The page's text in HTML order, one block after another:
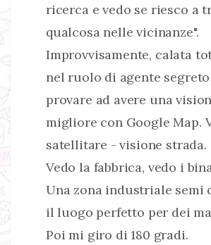
ricerca e vedo se riesco a
qualcosa nelle vicinanze".
Improvvisamente, calata
nel ruolo di agente
provare ad avere una
migliore con Google Map.
satellitare - visione strada.
Vedo la fabbrica, vedo i
Una zona industriale semi
il luogo perfetto per dei
Poi mi giro di 180 gradi.